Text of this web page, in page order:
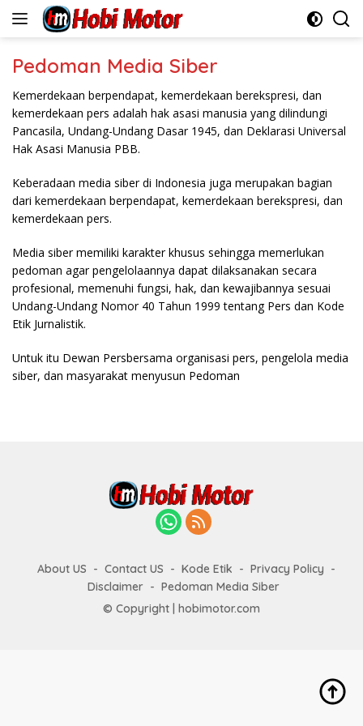
Pedoman Media Siber
Kemerdekaan berpendapat, kemerdekaan berekspresi, dan
kemerdekaan pers adalah hak asasi manusia yang dilindungi
Pancasila, Undang-Undang Dasar 1945, dan Deklarasi Universal
Hak Asasi Manusia PBB.
Keberadaan media siber di Indonesia juga merupakan bagian
dari kemerdekaan berpendapat, kemerdekaan berekspresi, dan
kemerdekaan pers.
Media siber memiliki karakter khusus sehingga memerlukan
pedoman agar pengelolaannya dapat dilaksanakan secara
profesional, memenuhi fungsi, hak, dan kewajibannya sesuai
Undang-Undang Nomor 40 Tahun 1999 tentang Pers dan Kode
Etik Jurnalistik.
Untuk itu Dewan Persbersama organisasi pers, pengelola media
siber, dan masyarakat menyusun Pedoman
About US Contact US Kode Etik
Privacy Policy
Disclaimer
Pedoman Media Siber
© Copyright | hobimotor.com